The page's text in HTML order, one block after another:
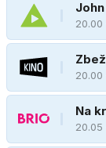
20.00
20.00
Na
20.05